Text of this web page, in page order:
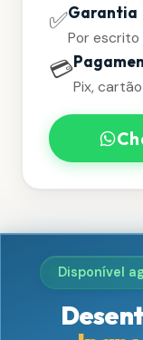
✅Garantia
Por
💳
Pix,
Disponível